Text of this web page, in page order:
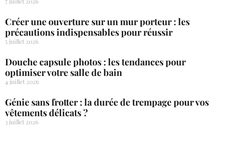
Créer une ouverture sur un mur porteur : les
précautions indispensables pour réussir
5 juillet 2026
Douche capsule photos : les tendances pour
optimiser votre salle de bain
4 juillet 2026
Génie sans frotter : la durée de trempage pour vos
vêtements délicats ?
3 juillet 2026